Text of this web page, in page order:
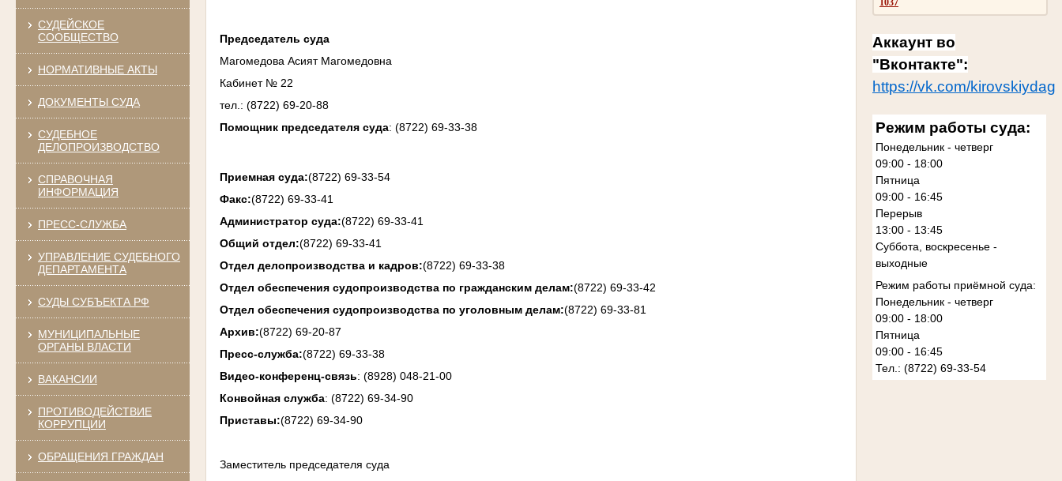
СУДЕЙСКОЕ
СООБЩЕСТВО
НОРМАТИВНЫЕ АКТЫ
ДОКУМЕНТЫ СУДА
СУДЕБНОЕ
ДЕЛОПРОИЗВОДСТВО
СПРАВОЧНАЯ
ИНФОРМАЦИЯ
ПРЕСС-СЛУЖБА
УПРАВЛЕНИЕ СУДЕБНОГО
ДЕПАРТАМЕНТА
СУДЫ СУБЪЕКТА РФ
МУНИЦИПАЛЬНЫЕ
ОРГАНЫ ВЛАСТИ
ВАКАНСИИ
ПРОТИВОДЕЙСТВИЕ
КОРРУПЦИИ
ОБРАЩЕНИЯ ГРАЖДАН
1037
Аккаунт во
"Вконтакте":
https://vk.com/kirovskiydag
Режим работы суда:
Понедельник - четверг
09:00 - 18:00
Пятница
09:00 - 16:45
Перерыв
13:00 - 13:45
Суббота, воскресенье -
выходные
Режим работы приёмной суда:
Понедельник - четверг
09:00 - 18:00
Пятница
09:00 - 16:45
Тел.: (8722) 69-33-54
Председатель суда
Магомедова Асият Магомедовна
Кабинет № 22
тел.: (8722) 69-20-88
Помощник председателя суда: (8722) 69-33-38
Приемная суда:(8722) 69-33-54
Факс:(8722) 69-33-41
Администратор суда:(8722) 69-33-41
Общий отдел:(8722) 69-33-41
Отдел делопроизводства и кадров:(8722) 69-33-38
Отдел обеспечения судопроизводства по гражданским делам:(8722) 69-33-42
Отдел обеспечения судопроизводства по уголовным делам:(8722) 69-33-81
Архив:(8722) 69-20-87
Пресс-служба:(8722) 69-33-38
Видео-конференц-связь: (8928) 048-21-00
Конвойная служба: (8722) 69-34-90
Приставы:(8722) 69-34-90
Заместитель председателя суда